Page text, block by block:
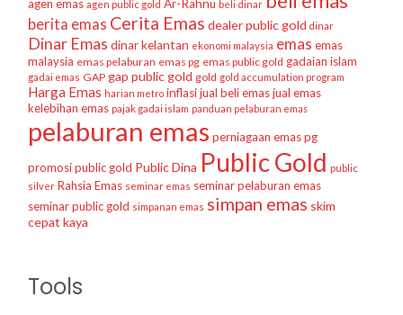
agen emas agen public gold Ar-Rahnu beli dinar
berita emas Cerita Emas dealer public gold dinar
Dinar Emas dinar kelantan ekonomi malaysia emas emas
malaysia emas pelaburan emas pg emas public gold gadaian islam
gadai emas GAP gap public gold gold gold accumulation program
Harga Emas harian metro inflasijual beli emasjual emas
kelebihan emas pajak gadai islam panduan pelaburan emas
pelaburan emas perniagaan emaspg
promosi public gold Public Dina Public Gold public
silver Rahsia Emas seminar emas seminar pelaburan emas
seminar public gold simpanan emas simpan emas skim
cepat kaya
Tools